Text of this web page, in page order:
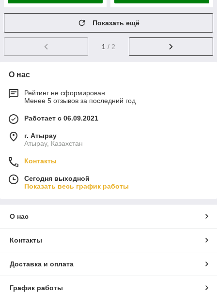
Показать ещё
1 / 2
О нас
Рейтинг не сформирован
Менее 5 отзывов за последний год
Работает с 06.09.2021
г. Атырау
Атырау, Казахстан
Контакты
Сегодня выходной
Показать весь график работы
О нас
Контакты
Доставка и оплата
График работы